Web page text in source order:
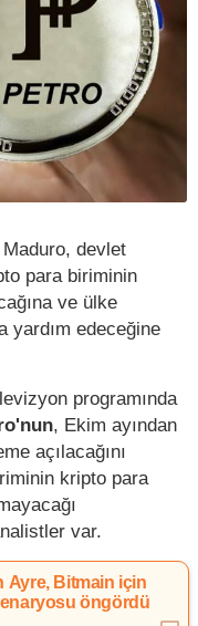
devlet
para biriminin
ve ülke
yardım edeceğine
programında
, Ekim ayından
açılacağını
kripto para
var.
Ayre, Bitmain için
öngördü